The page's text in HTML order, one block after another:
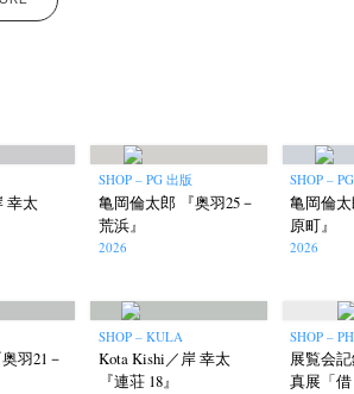
Keiko Sasaoka Keizo Kitajima
Presence (2) Publication (42) Remembrance
Untitled Records Workshop (5)
幸太
SHOP – PG 出版
亀岡倫太郎 『奥羽25－
荒浜』
2026
SHOP –
亀岡倫太
原町』
2026
羽21－
SHOP – KULA
Kota Kishi／岸 幸太
『連荘 18』
SHOP –
展覧会
真展「